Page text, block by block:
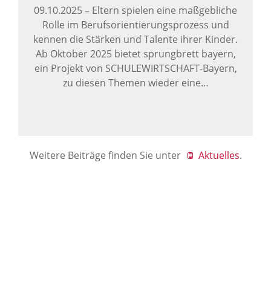
09.10.2025– Eltern spielen eine maßgebliche
Rolle im Berufsorientierungsprozess und
kennen die Stärken und Talente ihrer Kinder.
Ab Oktober 2025 bietet sprungbrett bayern,
ein Projekt von SCHULEWIRTSCHAFT-Bayern,
zu diesen Themen wieder eine…
Weitere Beiträge finden Sie unter Aktuelles.